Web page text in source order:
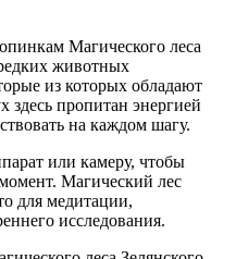
Магического леса
животных
из которых обладают
здесь пропитан энергией
на каждом шагу.
или камеру, чтобы
Магический лес
для медитации,
исследования.